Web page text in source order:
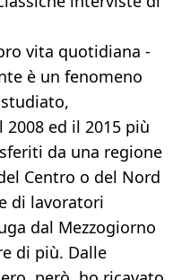
vita quotidiana -
è un fenomeno
ed il 2015 più
da una regione
Centro o del Nord
di lavoratori
dal Mezzogiorno
di più. Dalle